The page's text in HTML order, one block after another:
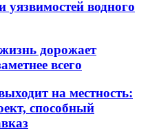
уязвимостей водного
дорожает
всего
на местность:
способный